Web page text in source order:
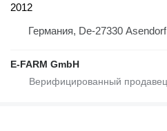
2012
Германия, De-27330 Asendorf
E-FARM GmbH